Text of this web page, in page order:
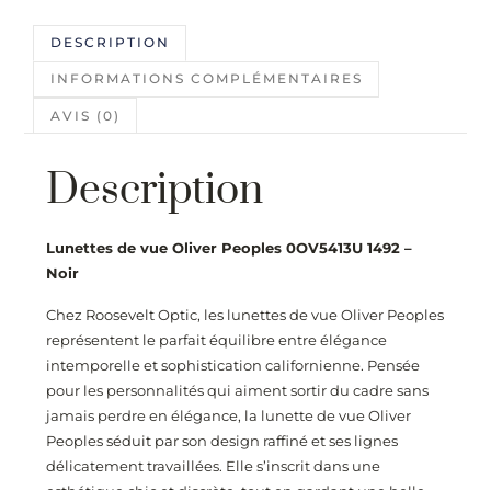
DESCRIPTION
INFORMATIONS COMPLÉMENTAIRES
AVIS (0)
Description
Lunettes de vue Oliver Peoples 0OV5413U 1492 –
Noir
Chez Roosevelt Optic, les lunettes de vue Oliver Peoples
représentent le parfait équilibre entre élégance
intemporelle et sophistication californienne. Pensée
pour les personnalités qui aiment sortir du cadre sans
jamais perdre en élégance, la lunette de vue Oliver
Peoples séduit par son design raffiné et ses lignes
délicatement travaillées. Elle s’inscrit dans une